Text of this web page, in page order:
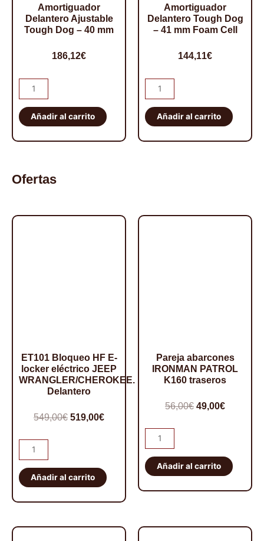
Amortiguador
Delantero Ajustable
Tough Dog – 40 mm
186,12€
Amortiguador
Delantero
Ajustable
Tough
Dog
40
Añadir al carrito
Amortiguador
Delantero Tough Dog
– 41 mm Foam Cell
144,11€
Amortiguador
Delantero
Tough
Dog
-
cantidad
Añadir al carrito
Ofertas
ET101 Bloqueo HF E-
locker eléctrico JEEP
WRANGLER/CHEROKEE.
Delantero
549,00€ El
era:
549,00€.
519,00€El
es:
519,00€.
ET101
Bloqueo
HF
E-
locker
Añadir al carrito
Pareja abarcones
IRONMAN PATROL
K160 traseros
56,00€ El
era:
56,00€.
49,00€El
es:
49,00€.
Pareja
abarcones
IRONMAN
PATROL
K160
Añadir al carrito